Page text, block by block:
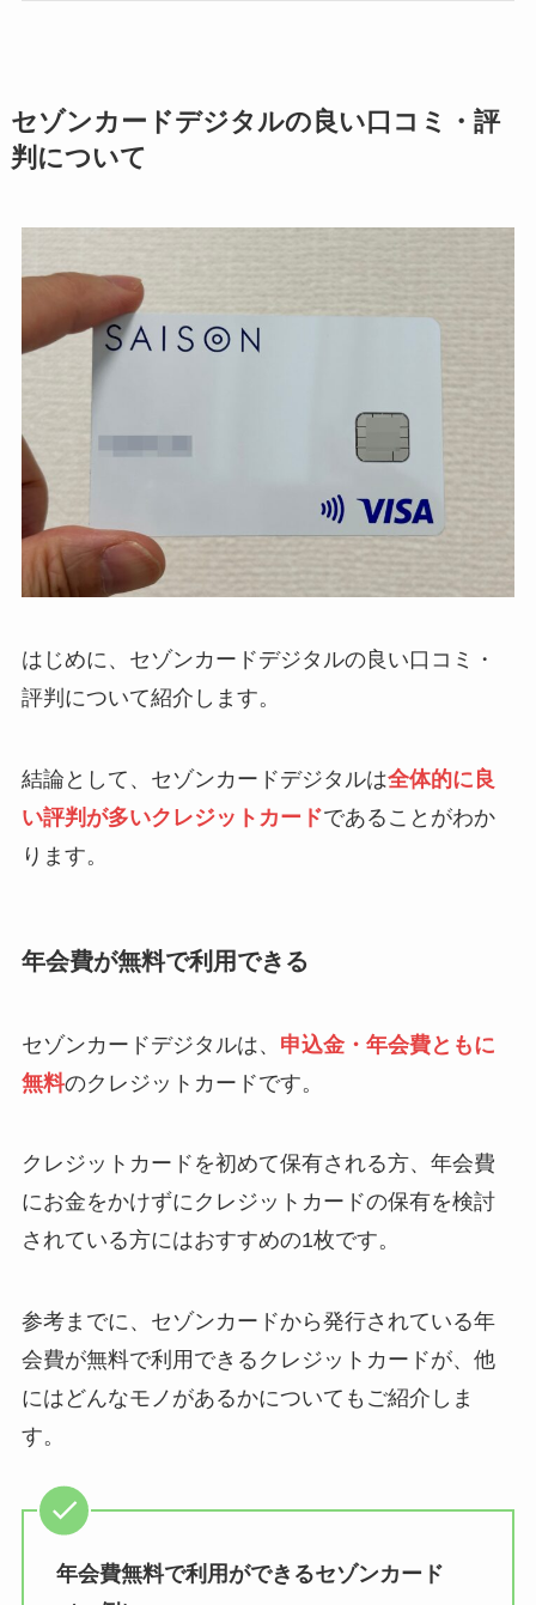
セゾンカードデジタルの良い口コミ・評
判について
はじめに、セゾンカードデジタルの良い口コミ・
評判について紹介します。
結論として、セゾンカードデジタルは全体的に良
い評判が多いクレジットカードであることがわか
ります。
年会費が無料で利用できる
セゾンカードデジタルは、 申込金・年会費ともに
無料のクレジットカードです。
クレジットカードを初めて保有される方、年会費
にお金をかけずにクレジットカードの保有を検討
されている方にはおすすめの1枚です。
参考までに、セゾンカードから発行されている年
会費が無料で利用できるクレジットカードが、他
にはどんなモノがあるかについてもご紹介しま
す。
年会費無料で利用ができるセゾンカード